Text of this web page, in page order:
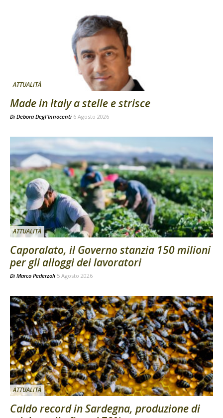
ATTUALITÀ
Made in Italy a stelle e strisce
Di Debora Degl'Innocenti 6 Agosto 2026
ATTUALITÀ
Caporalato, il Governo stanzia 150 milioni
per gli alloggi dei lavoratori
Di Marco Pederzoli 5 Agosto 2026
ATTUALITÀ
Caldo record in Sardegna, produzione di